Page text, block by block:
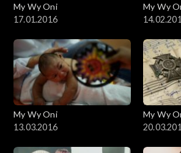
My Wy Oni
17.01.2016
My Wy
My Wy Oni
13.03.2016
My Wy